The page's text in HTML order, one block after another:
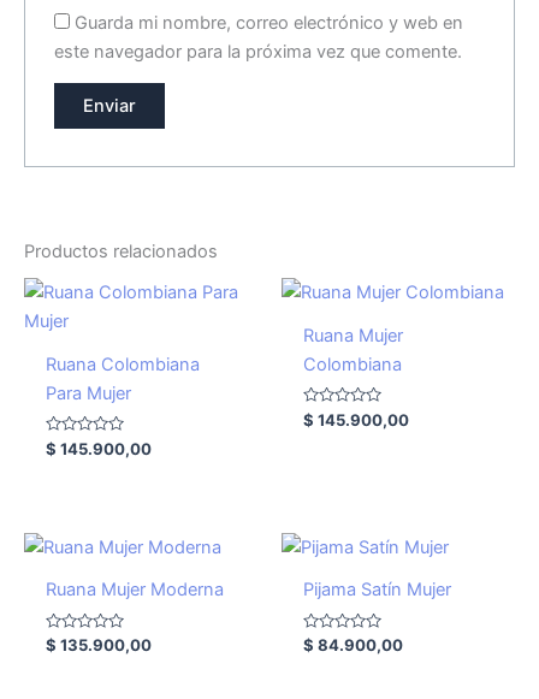
Guarda mi nombre, correo electrónico y web en
este navegador para la próxima vez que comente.
Productos relacionados
Ruana Colombiana
Para Mujer
Valorado
con
$ 145.900,00
Ruana Mujer
Colombiana
Valorado
con
$ 145.900,00
Ruana Mujer Moderna
Valorado
con
$ 135.900,00
Pijama Satín Mujer
Valorado
con
$ 84.900,00